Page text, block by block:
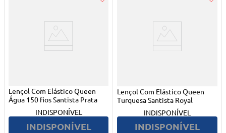
Lençol Com Elástico Queen
Água 150 fios Santista Prata
INDISPONÍVEL
INDISPONÍVEL
Lençol Com Elástico Queen
Turquesa Santista Royal
INDISPONÍVEL
INDISPONÍVEL